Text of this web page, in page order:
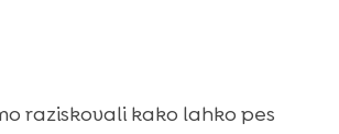
raziskovali kako lahko pes